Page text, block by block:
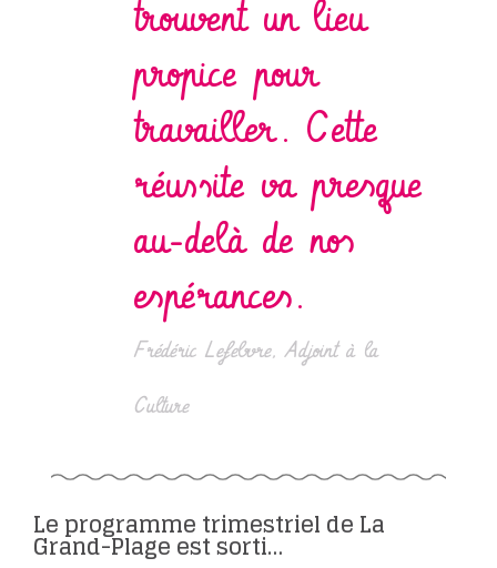
trouvent un lieu
propice pour
travailler. Cette
réussite va presque
au-delà de nos
espérances.
Frédéric Lefebvre, Adjoint à la
Culture
Le programme trimestriel de La
Grand-Plage est sorti…